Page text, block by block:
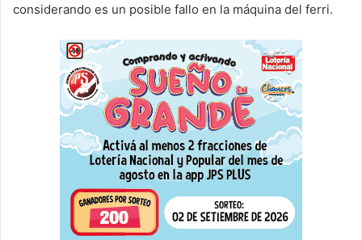
considerando es un posible fallo en la máquina del ferri.